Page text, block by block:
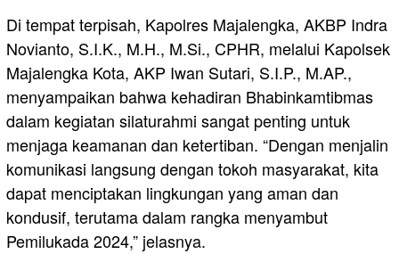
Di tempat terpisah, Kapolres Majalengka, AKBP Indra
Novianto, S.I.K., M.H., M.Si., CPHR, melalui Kapolsek
Majalengka Kota, AKP Iwan Sutari, S.I.P., M.AP.,
menyampaikan bahwa kehadiran Bhabinkamtibmas
dalam kegiatan silaturahmi sangat penting untuk
menjaga keamanan dan ketertiban. “Dengan menjalin
komunikasi langsung dengan tokoh masyarakat, kita
dapat menciptakan lingkungan yang aman dan
kondusif, terutama dalam rangka menyambut
Pemilukada 2024,” jelasnya.